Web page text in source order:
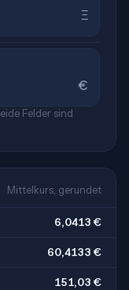
Ξ
€
Felder sind
Mittelkurs, gerundet
6,0413 €
60,4133 €
151,03 €